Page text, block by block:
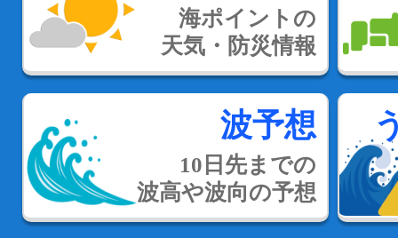
海ポイントの
天気・防災情報
波予想
10日先までの
波高や波向の予想